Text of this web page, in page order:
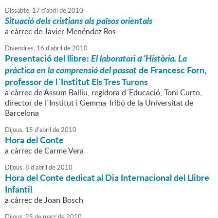
Dissabte, 17 d'abril de2010
Situació dels cristians als països orientals
a càrrec de Javier Menéndez Ros
Divendres, 16 d'abril de2010
Presentació del llibre:El laboratori d´Història. La
pràctica en la comprensió del passatde Francesc Forn,
professor de l´Institut Els Tres Turons
a càrrec de Assum Balliu, regidora d´Educació, Toni Curto,
director de l´Institut i Gemma Tribó de la Universitat de
Barcelona
Dijous, 15 d'abril de2010
Hora del Conte
a càrrec de Carme Vera
Dijous,8 d'abril de2010
Hora del Conte dedicat al Dia Internacional del Llibre
Infantil
a càrrec de Joan Bosch